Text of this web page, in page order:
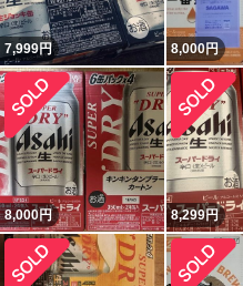
7,999円 8,000円
8,000円 8,299円